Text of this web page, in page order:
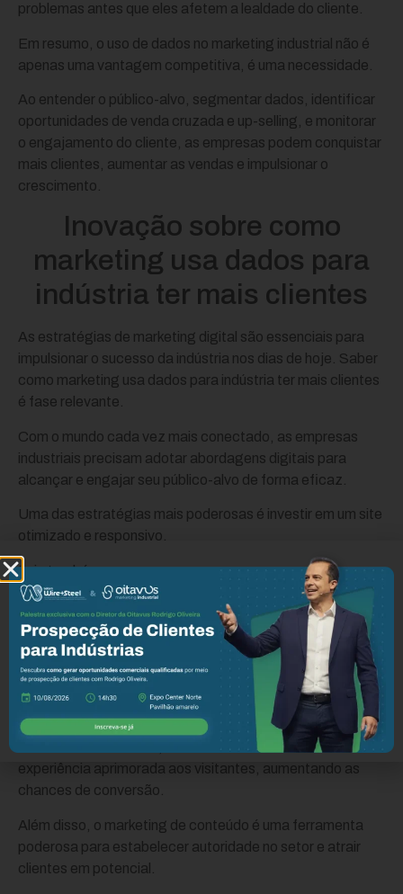
problemas antes que eles afetem a lealdade do cliente.
Em resumo, o uso de dados no marketing industrial não é
apenas uma vantagem competitiva, é uma necessidade.
Ao entender o público-alvo, segmentar dados, identificar
oportunidades de venda cruzada e up-selling, e monitorar
o engajamento do cliente, as empresas podem conquistar
mais clientes, aumentar as vendas e impulsionar o
crescimento.
Inovação sobre como
marketing usa dados para
indústria ter mais clientes
As estratégias de marketing digital são essenciais para
impulsionar o sucesso da indústria nos dias de hoje. Saber
como marketing usa dados para indústria ter mais clientes
é fase relevante.
Com o mundo cada vez mais conectado, as empresas
industriais precisam adotar abordagens digitais para
alcançar e engajar seu público-alvo de forma eficaz.
Uma das estratégias mais poderosas é investir em um site
otimizado e responsivo.
Leia também:
Criação de Site para Fabricante de Máquinas e
Equipamentos
Agência de Marketing para Indústria do
Plástico
Criação de Site para Indústria Química
Isso não apenas melhora a visibilidade da empresa nos
mecanismos de busca, mas também oferece uma
experiência aprimorada aos visitantes, aumentando as
chances de conversão.
Além disso, o marketing de conteúdo é uma ferramenta
poderosa para estabelecer autoridade no setor e atrair
clientes em potencial.